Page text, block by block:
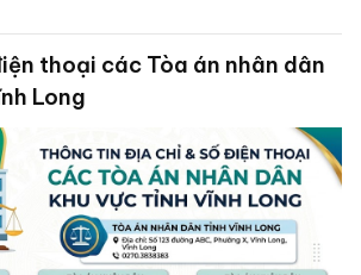
thoại các Tòa án nhân dân
Long